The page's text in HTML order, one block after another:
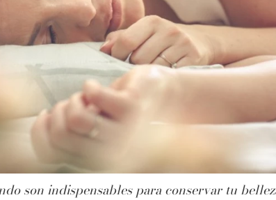
son indispensables para conservar tu